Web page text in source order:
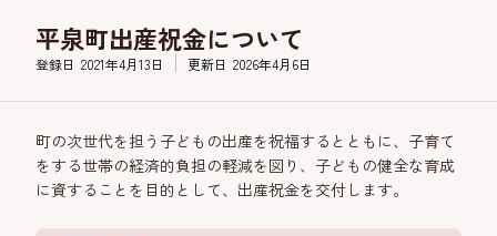
平泉町出産祝金について
登録日 2021年4月13日 更新日 2026年4月6日
町の次世代を担う子どもの出産を祝福するとともに、子育て
をする世帯の経済的負担の軽減を図り、子どもの健全な育成
に資することを目的として、出産祝金を交付します。